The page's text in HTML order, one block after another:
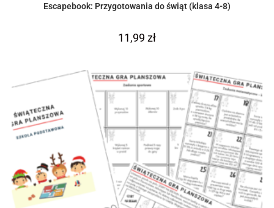
Escapebook: Przygotowania do świąt (klasa 4-8)
11,99 zł